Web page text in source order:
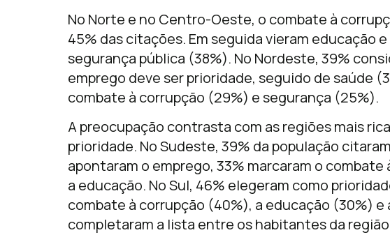
No Norte e no Centro-Oeste, o combate à
45% das citações. Em seguida vieram educação
segurança pública (38%). No Nordeste, 39%
emprego deve ser prioridade, seguido de saúde
combate à corrupção (29%) e segurança (25%).
A preocupação contrasta com as regiões mais
prioridade. No Sudeste, 39% da população
apontaram o emprego, 33% marcaram o
a educação. No Sul, 46% elegeram como
combate à corrupção (40%), a educação (30%) e
completaram a lista entre os habitantes da